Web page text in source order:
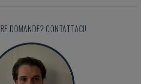
DOMANDE? CONTATTACI!